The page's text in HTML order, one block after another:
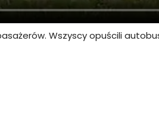
Wszyscy opuścili